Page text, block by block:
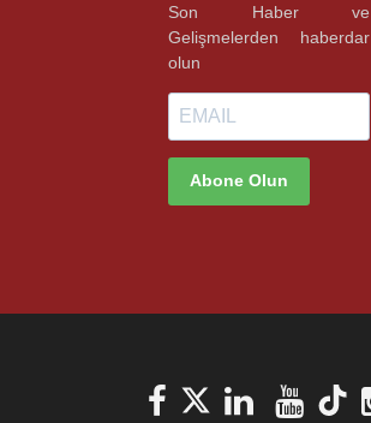
Son Haber ve
Gelişmelerden haberdar
olun
Abone Olun